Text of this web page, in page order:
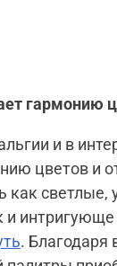
гармонию
и в
цветов и
как светлые,
и
.